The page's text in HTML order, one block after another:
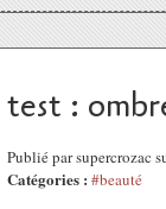
test :
Publié par supercrozac
Catégories : #beauté